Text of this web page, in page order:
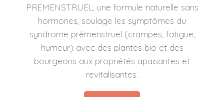
PREMENSTRUEL, une formule naturelle sans
hormones, soulage les symptômes du
syndrome prémenstruel (crampes, fatigue,
humeur) avec des plantes bio et des
bourgeons aux propriétés apaisantes et
revitalisantes.